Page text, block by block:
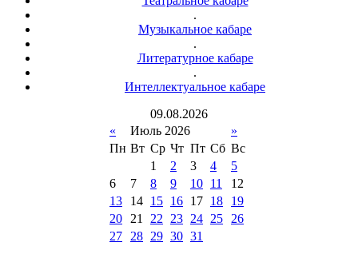
.
Музыкальное кабаре
.
Литературное кабаре
.
Интеллектуальное кабаре
09.08.2026
«
Июль 2026
»
Пн Вт Ср Чт Пт Сб Вс
1
2 3 4
5
6
7 8 9 10 11
12
13
14 15 16 17 18
19
20
21 22 23 24 25
26
27
28 29 30 31